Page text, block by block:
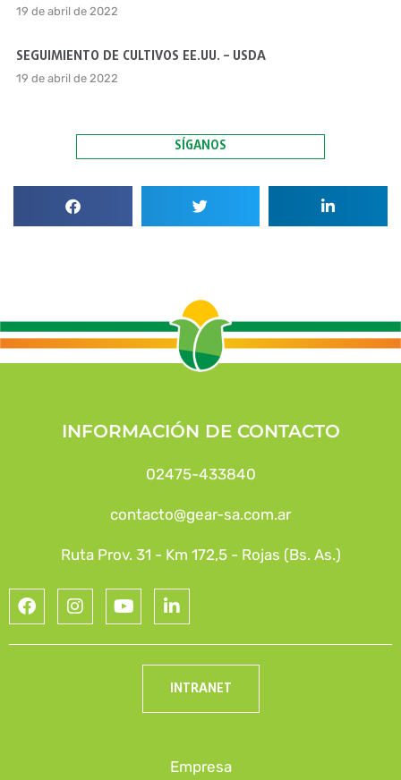
19 de abril de 2022
SEGUIMIENTO DE CULTIVOS EE.UU. – USDA
19 de abril de 2022
SÍGANOS
INFORMACIÓN DE CONTACTO
02475-433840
contacto@gear-sa.com.ar
Ruta Prov. 31 - Km 172,5 - Rojas (Bs. As.)
INTRANET
Empresa